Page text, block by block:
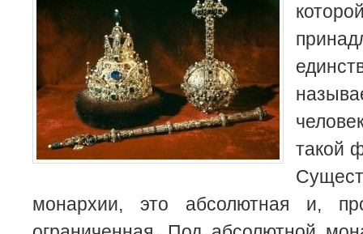
такой
монархии, это абсолютная и,